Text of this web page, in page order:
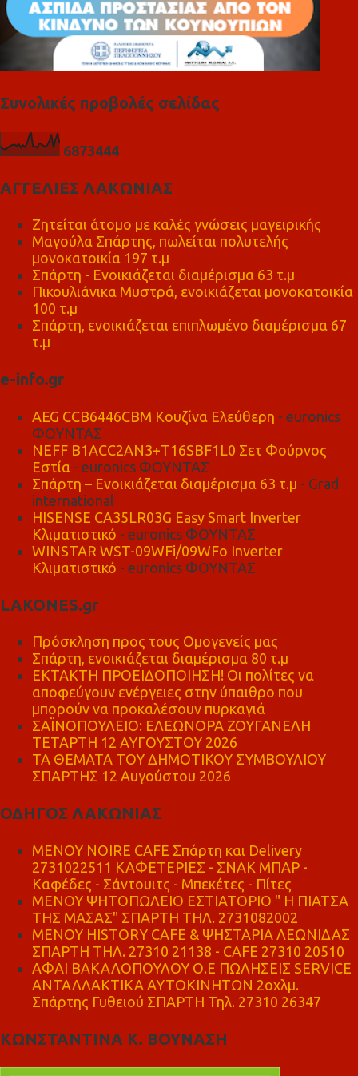
Συνολικές προβολές σελίδας
6873444
ΑΓΓΕΛΙΕΣ ΛΑΚΩΝΙΑΣ
Ζητείται άτομο με καλές γνώσεις μαγειρικής
Μαγούλα Σπάρτης, πωλείται πολυτελής
μονοκατοικία 197 τ.μ
Σπάρτη - Ενοικιάζεται διαμέρισμα 63 τ.μ
Πικουλιάνικα Μυστρά, ενοικιάζεται μονοκατοικία
100 τ.μ
Σπάρτη, ενοικιάζεται επιπλωμένο διαμέρισμα 67
τ.μ
e-info.gr
AEG CCB6446CBM Κουζίνα Ελεύθερη - euronics
ΦΟΥΝΤΑΣ
NEFF B1ACC2AN3+T16SBF1L0 Σετ Φούρνος
Εστία - euronics ΦΟΥΝΤΑΣ
Σπάρτη – Ενοικιάζεται διαμέρισμα 63 τ.μ - Grad
international
HISENSE CA35LR03G Easy Smart Inverter
Κλιματιστικό - euronics ΦΟΥΝΤΑΣ
WINSTAR WST-09WFi/09WFo Inverter
Κλιματιστικό - euronics ΦΟΥΝΤΑΣ
LAKONES.gr
Πρόσκληση προς τους Ομογενείς μας
Σπάρτη, ενοικιάζεται διαμέρισμα 80 τ.μ
ΕΚΤΑΚΤΗ ΠΡΟΕΙΔΟΠΟΙΗΣΗ! Οι πολίτες να
αποφεύγουν ενέργειες στην ύπαιθρο που
μπορούν να προκαλέσουν πυρκαγιά
ΣΑΪΝΟΠΟΥΛΕΙΟ: ΕΛΕΩΝΟΡΑ ΖΟΥΓΑΝΕΛΗ
ΤΕΤΑΡΤΗ 12 ΑΥΓΟΥΣΤΟΥ 2026
ΤΑ ΘΕΜΑΤΑ ΤΟΥ ΔΗΜΟΤΙΚΟΥ ΣΥΜΒΟΥΛΙΟΥ
ΣΠΑΡΤΗΣ 12 Αυγούστου 2026
ΟΔΗΓΟΣ ΛΑΚΩΝΙΑΣ
MENOY NOIRE CAFE Σπάρτη και Delivery
2731022511 ΚΑΦΕΤΕΡΙΕΣ - ΣΝΑΚ ΜΠΑΡ -
Καφέδες - Σάντουιτς - Μπεκέτες - Πίτες
ΜΕΝΟΥ ΨΗΤΟΠΩΛΕΙΟ ΕΣΤΙΑΤΟΡΙΟ " Η ΠΙΑΤΣΑ
ΤΗΣ ΜΑΣΑΣ" ΣΠΑΡΤΗ ΤΗΛ. 2731082002
ΜΕΝΟΥ HISTORY CAFE & ΨΗΣΤΑΡΙΑ ΛΕΩΝΙΔΑΣ
ΣΠΑΡΤΗ ΤΗΛ. 27310 21138 - CAFE 27310 20510
ΑΦΑΙ ΒΑΚΑΛΟΠΟΥΛΟΥ Ο.Ε ΠΩΛΗΣΕΙΣ SERVICE
ΑΝΤΑΛΛΑΚΤΙΚΑ ΑΥΤΟΚΙΝΗΤΩΝ 2οχλμ.
Σπάρτης Γυθειού ΣΠΑΡΤΗ Τηλ. 27310 26347
ΚΩΝΣΤΑΝΤΙΝΑ Κ. ΒΟΥΝΑΣΗ